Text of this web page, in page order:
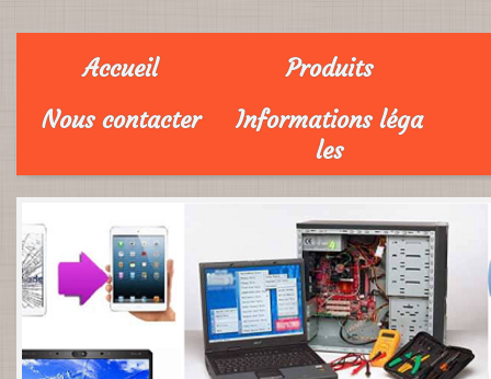
Accueil
Produits
Nous contacter
Informations léga
les